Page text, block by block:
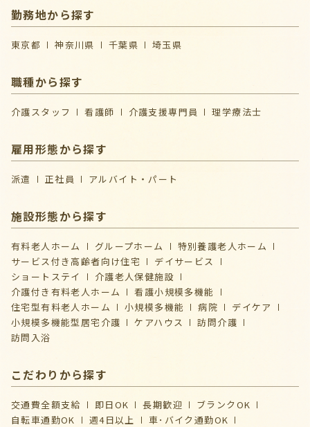
勤務地から探す
東京都 神奈川県 千葉県 埼玉県
職種から探す
介護スタッフ 看護師 介護支援専門員 理学療法士
雇用形態から探す
派遣 正社員 アルバイト・パート
施設形態から探す
有料老人ホーム グループホーム
特別養護老人ホーム
サービス付き高齢者向け住宅
デイサービス
ショートステイ
介護⽼⼈保健施設
介護付き有料老人ホーム
看護小規模多機能
住宅型有料老人ホーム
小規模多機能 病院
デイケア
⼩規模多機能型居宅介護
ケアハウス
訪問介護
訪問入浴
こだわりから探す
交通費全額支給 即日OK 長期歓迎
ブランクOK
自転車通勤OK
週4日以上
車･バイク通勤OK